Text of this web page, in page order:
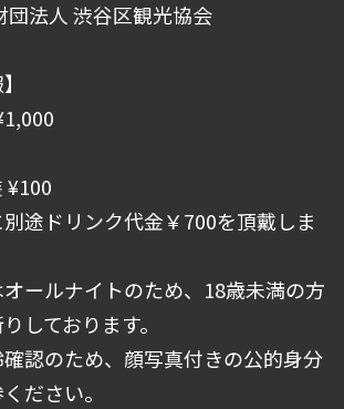
法人 渋谷区観光協会
¥100
途ドリンク代金￥700を頂戴しま
ールナイトのため、18歳未満の方
しております。
認のため、顔写真付きの公的身分
ださい。